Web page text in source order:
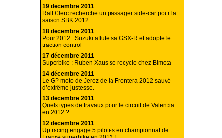
19 décembre 2011
Ralf Clerc recherche un passager side-car pour la
saison SBK 2012
18 décembre 2011
Pour 2012 : Suzuki affute sa GSX-R et adopte le
traction control
17 décembre 2011
Superbike : Ruben Xaus se recycle chez Bimota
14 décembre 2011
Le GP moto de Jerez de la Frontera 2012 sauvé
d’extrême justesse.
13 décembre 2011
Quels types de travaux pour le circuit de Valencia
en 2012 ?
12 décembre 2011
Up racing engage 5 pilotes en championnat de